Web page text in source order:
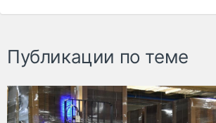
Публикации по теме